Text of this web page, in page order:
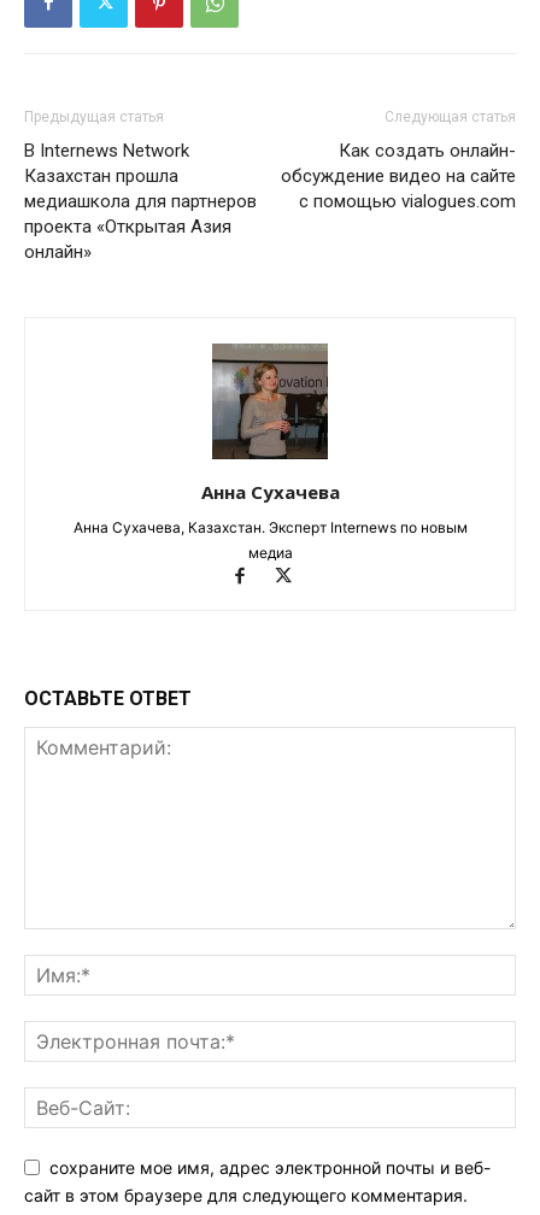
Предыдущая статья
В Internews Network
Казахстан прошла
медиашкола для партнеров
проекта «Открытая Азия
онлайн»
Следующая статья
Как создать онлайн-
обсуждение видео на сайте
с помощью vialogues.com
Анна Сухачева
Анна Сухачева, Казахстан. Эксперт Internews по новым
медиа
ОСТАВЬТЕ ОТВЕТ
сохраните мое имя, адрес электронной почты и веб-
сайт в этом браузере для следующего комментария.